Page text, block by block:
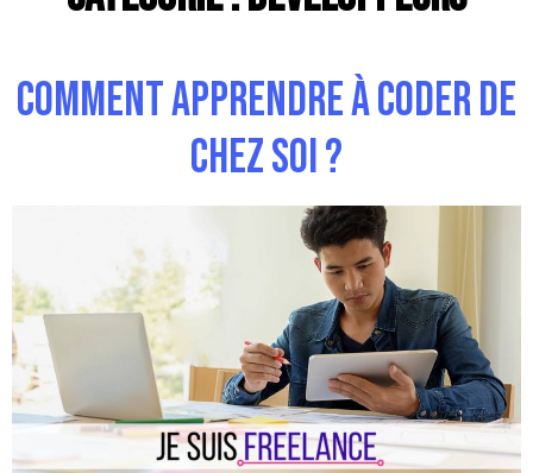
Comment apprendre à coder de
chez soi ?